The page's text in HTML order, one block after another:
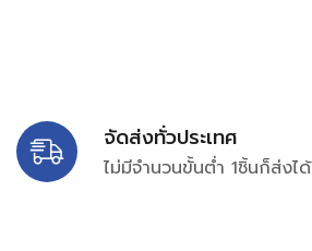
จัดส่งทั่วประเทศ
ไม่มีจำนวนขั้นต่ำ 1ชิ้นก็ส่งได้